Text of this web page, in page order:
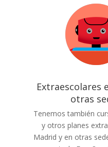
Extraescolares
otras
Tenemos también
y otros planes
Madrid y en otras